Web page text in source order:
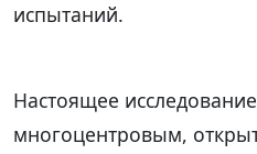
испытаний.
Настоящее
многоцентровым,